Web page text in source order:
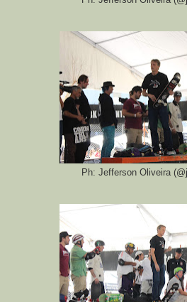
Ph: Jefferson Oliveira